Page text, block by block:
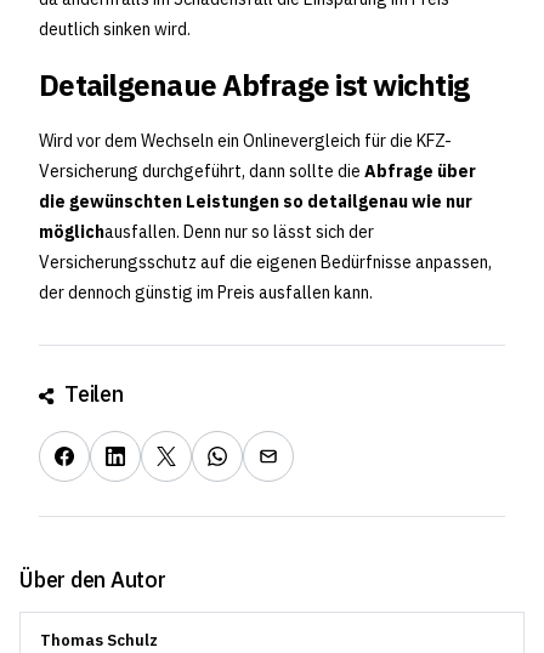
deutlich sinken wird.
Detailgenaue Abfrage ist wichtig
Wird vor dem Wechseln ein Onlinevergleich für die KFZ-
Versicherung durchgeführt, dann sollte die Abfrage über
die gewünschten Leistungen so detailgenau wie nur
möglichausfallen. Denn nur so lässt sich der
Versicherungsschutz auf die eigenen Bedürfnisse anpassen,
der dennoch günstig im Preis ausfallen kann.
Teilen
Über den Autor
Thomas Schulz